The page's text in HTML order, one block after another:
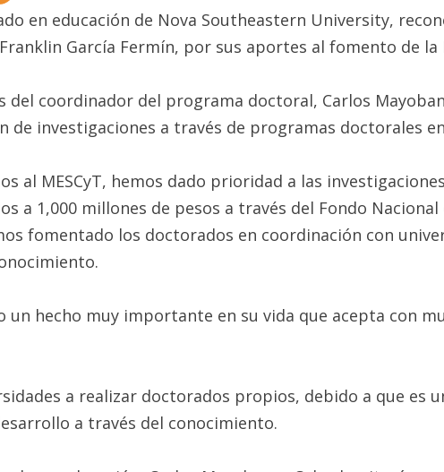
en educación de Nova Southeastern University,
García Fermín, por sus aportes al fomento de
coordinador del programa doctoral, Carlos
de investigaciones a través de programas doctorales
al MESCyT, hemos dado prioridad a las
a 1,000 millones de pesos a través del Fondo
fomentado los doctorados en coordinación con
hecho muy importante en su vida que acepta con
a realizar doctorados propios, debido a que es
a través del conocimiento.